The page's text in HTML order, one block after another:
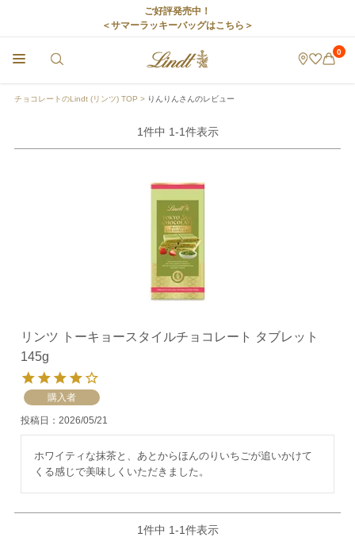
ご好評発売中！
＜サマーラッキーバッグはこちら＞
0
チョコレートのLindt (リンツ) TOP りんりんさんのレビュー
1件中 1-1件表示
リンツ トーキョースタイルチョコレート タブレット
145g
購入者
投稿日 2026/05/21
ホワイティな抹茶と、あとからほんのりいちごが追いかけて
くる感じで美味しくいただきました。
1件中 1-1件表示